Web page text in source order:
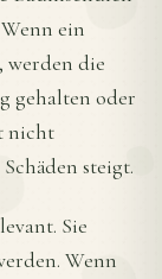
ein
werden die
gehalten oder
nicht
steigt.
Sie
Wenn